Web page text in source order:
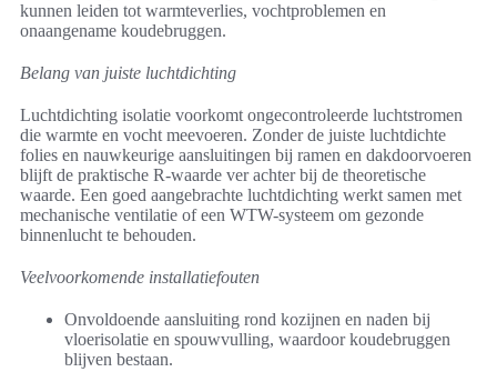
kunnen leiden tot warmteverlies, vochtproblemen en
onaangename koudebruggen.
Belang van juiste luchtdichting
Luchtdichting isolatie voorkomt ongecontroleerde luchtstromen
die warmte en vocht meevoeren. Zonder de juiste luchtdichte
folies en nauwkeurige aansluitingen bij ramen en dakdoorvoeren
blijft de praktische R-waarde ver achter bij de theoretische
waarde. Een goed aangebrachte luchtdichting werkt samen met
mechanische ventilatie of een WTW-systeem om gezonde
binnenlucht te behouden.
Veelvoorkomende installatiefouten
Onvoldoende aansluiting rond kozijnen en naden bij
vloerisolatie en spouwvulling, waardoor koudebruggen
blijven bestaan.